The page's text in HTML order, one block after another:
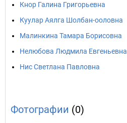
Кнор Галина Григорьевна
Куулар Аялга Шолбан-ооловна
Малинкина Тамара Борисовна
Нелюбова Людмила Евгеньевна
Нис Светлана Павловна
Фотографии (0)